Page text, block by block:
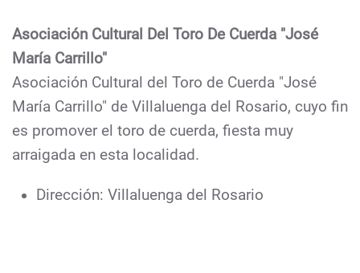
Asociación Cultural Del Toro De Cuerda "José
María Carrillo"
Asociación Cultural del Toro de Cuerda "José
María Carrillo" de Villaluenga del Rosario, cuyo fin
es promover el toro de cuerda, fiesta muy
arraigada en esta localidad.
Dirección: Villaluenga del Rosario